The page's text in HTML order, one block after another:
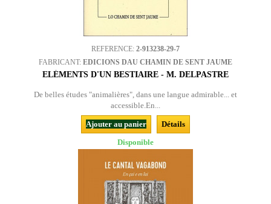
REFERENCE: 2-913238-29-7
FABRICANT: EDICIONS DAU CHAMIN DE SENT JAUME
ELÉMENTS D'UN BESTIAIRE - M. DELPASTRE
De belles études "animalières", dans une langue admirable... et
accessible.En...
Ajouter au panier
Détails
Disponible